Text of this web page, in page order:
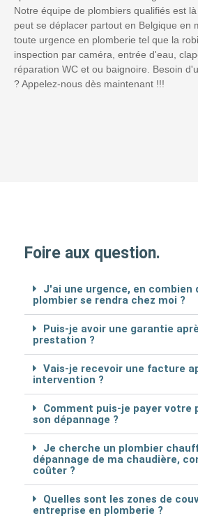
Notre équipe de plombiers qualifiés est
peut se déplacer partout en Belgique en
toute urgence en plomberie tel que la
inspection par caméra, entrée d'eau,
réparation WC et ou baignoire. Besoin
? Appelez-nous dès maintenant !!!
Foire aux question.
J'ai une urgence, en combien
plombier se rendra chez moi ?
Puis-je avoir une garantie
prestation ?
Vais-je recevoir une facture
intervention ?
Comment puis-je payer votre
son dépannage ?
Je cherche un plombier
dépannage de ma chaudière,
coûter ?
Quelles sont les zones de
entreprise en plomberie ?